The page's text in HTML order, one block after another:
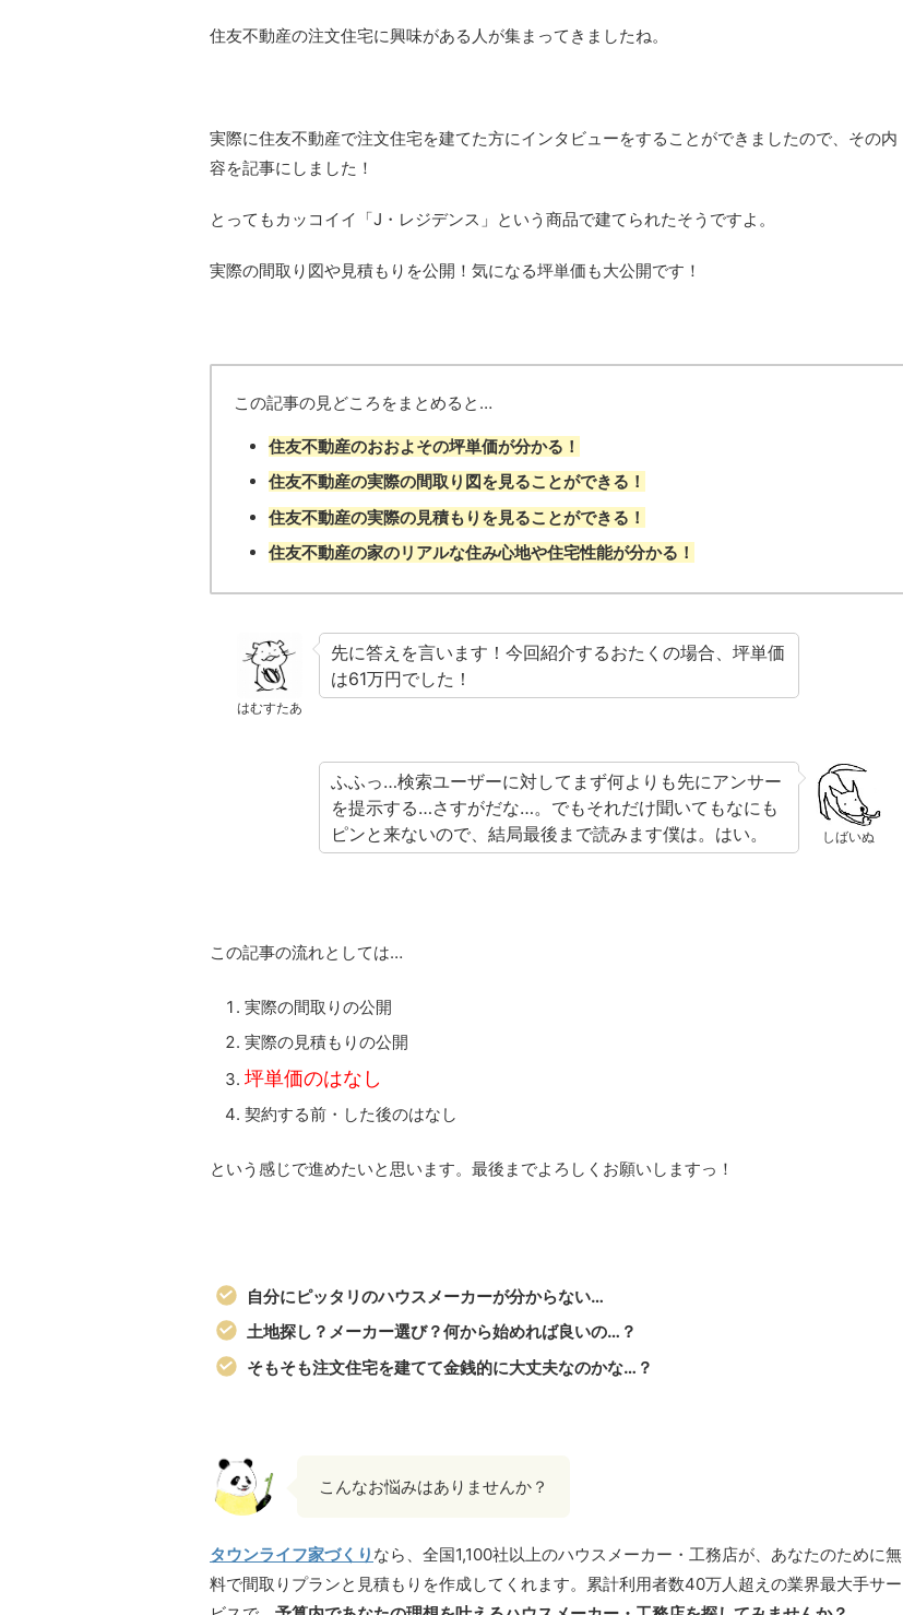
住友不動産の注文住宅に興味がある人が集まってきましたね。
実際に住友不動産で注文住宅を建てた方にインタビューをすることができましたので、その内
容を記事にしました！
とってもカッコイイ「J・レジデンス」という商品で建てられたそうですよ。
実際の間取り図や見積もりを公開！気になる坪単価も大公開です！
この記事の見どころをまとめると…
住友不動産のおおよその坪単価が分かる！
住友不動産の実際の間取り図を見ることができる！
住友不動産の実際の見積もりを見ることができる！
住友不動産の家のリアルな住み心地や住宅性能が分かる！
はむすたあ
先に答えを言います！今回紹介するおたくの場合、坪単価
は61万円でした！
しばいぬ
ふふっ…検索ユーザーに対してまず何よりも先にアンサー
を提示する…さすがだな…。でもそれだけ聞いてもなにも
ピンと来ないので、結局最後まで読みます僕は。はい。
この記事の流れとしては…
実際の間取りの公開
実際の見積もりの公開
坪単価のはなし
契約する前・した後のはなし
という感じで進めたいと思います。最後までよろしくお願いしますっ！
自分にピッタリのハウスメーカーが分からない…
土地探し？メーカー選び？何から始めれば良いの…？
そもそも注文住宅を建てて金銭的に大丈夫なのかな…？
こんなお悩みはありませんか？
タウンライフ家づくり なら、全国1,100社以上のハウスメーカー・工務店が、あなたのために無
料で間取りプランと見積もりを作成してくれます。累計利用者数40万人超えの業界最大手サー